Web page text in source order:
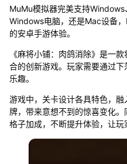
MuMu模拟器完美支持
Windows电脑，还是Mac设备
的安卓手游体验。
《麻将小铺：肉鸽消除》是一
合的创新游戏。玩家需要通过
乐趣。
游戏中，关卡设计各具特色，
牌，带来意想不到的惊喜变化
格子加成，不断提升体验，让玩